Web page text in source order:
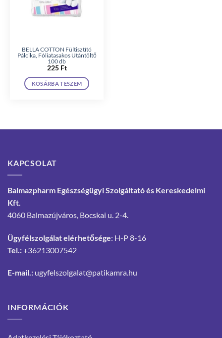
BELLA COTTON Fültisztító
Pálcika, Fóliatasakos Utántöltő
100 db
225 Ft
KOSÁRBA TESZEM
KAPCSOLAT
Balmazpharm Egészségügyi Szolgáltató és Kereskedelmi
Kft.
4060 Balmazújváros, Bocskai u. 2-4.
Ügyfélszolgálat elérhetősége: H-P 8-16
Tel.:+36213007542
E-mail.: ugyfelszolgalat@patikamra.hu
INFORMÁCIÓK